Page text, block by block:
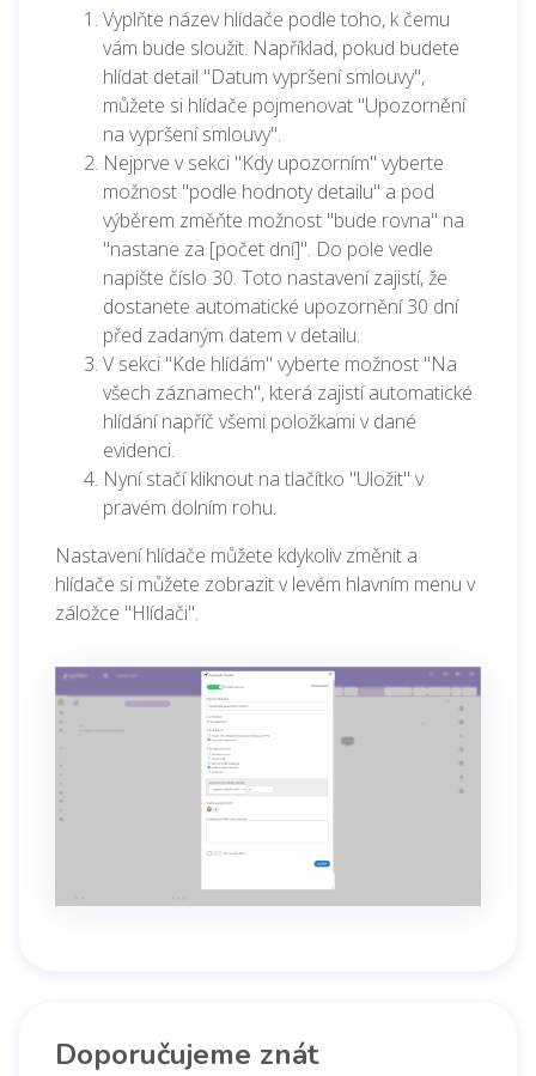
Vyplňte název hlídače podle toho, k čemu
vám bude sloužit. Například, pokud budete
hlídat detail "Datum vypršení smlouvy",
můžete si hlídače pojmenovat "Upozornění
na vypršení smlouvy".
Nejprve v sekci "Kdy upozorním" vyberte
možnost "podle hodnoty detailu" a pod
výběrem změňte možnost "bude rovna" na
"nastane za [počet dní]". Do pole vedle
napište číslo 30. Toto nastavení zajistí, že
dostanete automatické upozornění 30 dní
před zadaným datem v detailu.
V sekci "Kde hlídám" vyberte možnost "Na
všech záznamech", která zajistí automatické
hlídání napříč všemi položkami v dané
evidenci.
Nyní stačí kliknout na tlačítko "Uložit" v
pravém dolním rohu.
Nastavení hlídače můžete kdykoliv změnit a
hlídače si můžete zobrazit v levém hlavním menu v
záložce "Hlídači".
Doporučujeme znát